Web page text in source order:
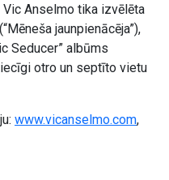
Vic Anselmo tika izvēlēta
jaunpienācēja”),
Seducer” albūms
otro un septīto vietu
www.vicanselmo.com,